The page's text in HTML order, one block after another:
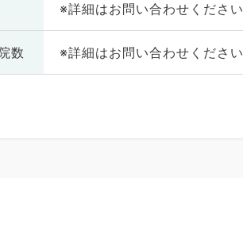
※詳細はお問い合わせください
数 ※詳細はお問い合わせください